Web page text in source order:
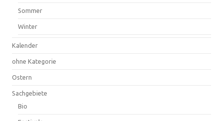
Sommer
Winter
Kalender
ohne Kategorie
Ostern
Sachgebiete
Bio